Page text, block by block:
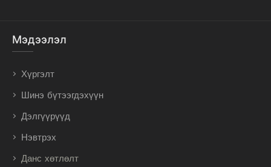
Мэдээлэл
Хүргэлт
Шинэ бүтээгдэхүүн
Дэлгүүрүүд
Нэвтрэх
Данс хөтлөлт